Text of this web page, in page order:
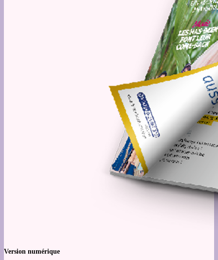
Version numérique